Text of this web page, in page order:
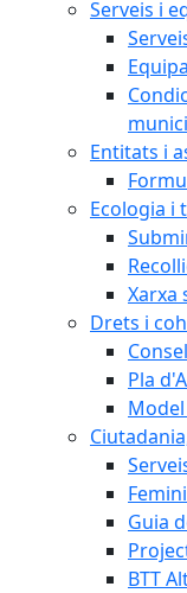
Serveis i
Entitats i
Ecologia i
Xarxa
Drets i
Pla
Model
Guia
BTT